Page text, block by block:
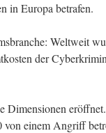
in Europa betrafen.
Weltweit
der
Dimensionen
von einem Angriff